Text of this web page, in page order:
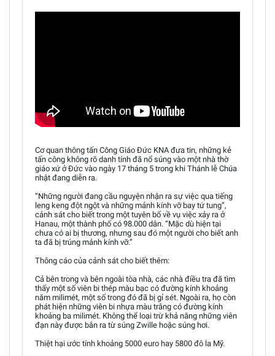
Cơ quan thông tấn Công Giáo Đức KNA đưa tin, những kẻ
tấn công không rõ danh tính đã nổ súng vào một nhà thờ
giáo xứ ở Đức vào ngày 17 tháng 5 trong khi Thánh lễ Chúa
nhật đang diễn ra.
“Những người đang cầu nguyện nhận ra sự việc qua tiếng
leng keng đột ngột và những mảnh kính vỡ bay tứ tung”,
cảnh sát cho biết trong một tuyên bố về vụ việc xảy ra ở
Hanau, một thành phố có 98.000 dân. “Mặc dù hiện tại
chưa có ai bị thương, nhưng sau đó một người cho biết anh
ta đã bị trúng mảnh kính vỡ.”
Thông cáo của cảnh sát cho biết thêm:
Cả bên trong và bên ngoài tòa nhà, các nhà điều tra đã tìm
thấy một số viên bi thép màu bạc có đường kính khoảng
năm milimét, một số trong đó đã bị gỉ sét. Ngoài ra, họ còn
phát hiện những viên bi nhựa màu trắng có đường kính
khoảng ba milimét. Không thể loại trừ khả năng những viên
đạn này được bắn ra từ súng Zwille hoặc súng hơi.
Thiệt hại ước tính khoảng 5000 euro hay 5800 đô la Mỹ.